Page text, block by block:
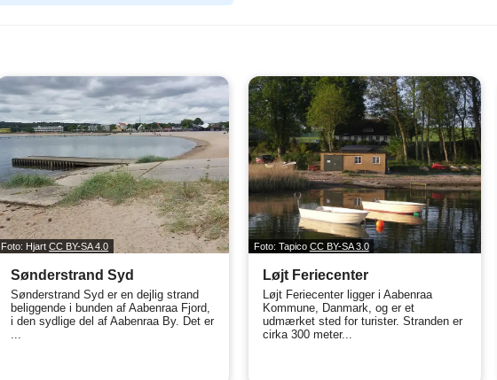
Foto: HjartCC BY-SA 4.0
Sønderstrand Syd
Sønderstrand Syd er en dejlig strand
beliggende i bunden af Aabenraa Fjord,
i den sydlige del af Aabenraa By. Det er
...
Foto: Tapico CC BY-SA 3.0
Løjt Feriecenter
Løjt Feriecenter ligger i Aabenraa
Kommune, Danmark, og er et
udmærket sted for turister. Stranden er
cirka 300 meter...